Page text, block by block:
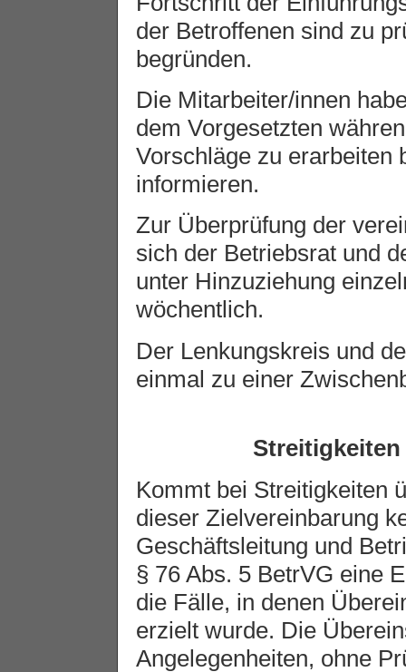
der Betroffenen sind zu
begründen.
Die Mitarbeiter/innen
dem Vorgesetzten
Vorschläge zu erarbeiten
informieren.
Zur Überprüfung der
sich der Betriebsrat und
unter Hinzuziehung
wöchentlich.
Der Lenkungskreis und
einmal zu einer
Kommt bei Streitigkeiten
dieser Zielvereinbarung
Geschäftsleitung und
§ 76 Abs. 5 BetrVG eine
die Fälle, in denen
erzielt wurde. Die
Angelegenheiten, ohne